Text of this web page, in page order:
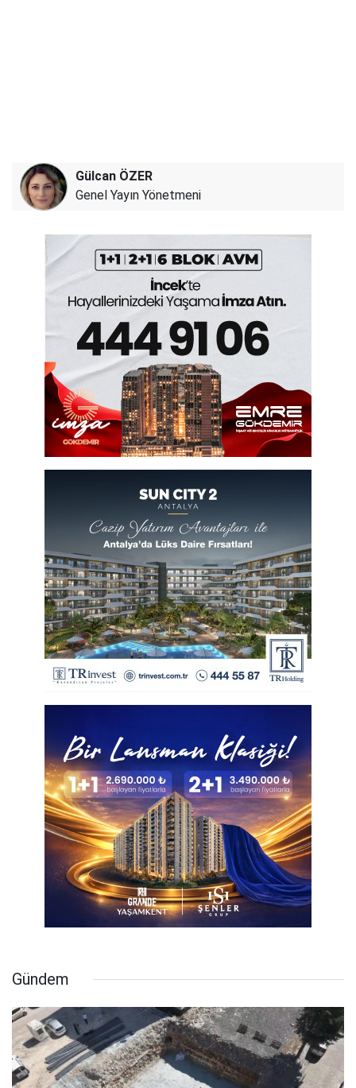
Gülcan ÖZER
Genel Yayın Yönetmeni
Gündem